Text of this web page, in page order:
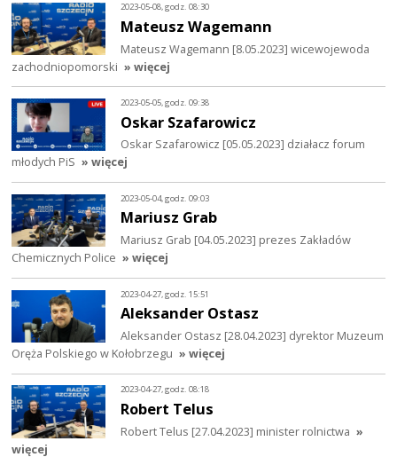
2023-05-08, godz. 08:30
Mateusz Wagemann
Mateusz Wagemann [8.05.2023] wicewojewoda
zachodniopomorski » więcej
2023-05-05, godz. 09:38
Oskar Szafarowicz
Oskar Szafarowicz [05.05.2023] działacz forum
młodych PiS » więcej
2023-05-04, godz. 09:03
Mariusz Grab
Mariusz Grab [04.05.2023] prezes Zakładów
Chemicznych Police » więcej
2023-04-27, godz. 15:51
Aleksander Ostasz
Aleksander Ostasz [28.04.2023] dyrektor Muzeum
Oręża Polskiego w Kołobrzegu » więcej
2023-04-27, godz. 08:18
Robert Telus
Robert Telus [27.04.2023] minister rolnictwa »
więcej